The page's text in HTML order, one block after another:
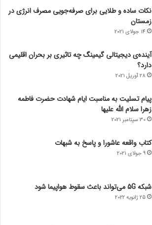
نکات ساده و طلایی برای صرفه‌جویی مصرف انرژی در
زمستان
14 جولای 2021
آینده‌ی دیجیتالی گیمینگ چه تاثیری بر بحران اقلیمی
دارد؟
28 آوریل 2021
پیام تسلیت به مناسبت ایام شهادت حضرت فاطمه
زهرا سلام الله علیها
30 سپتامبر 2021
کتاب واقعه عاشورا و پاسخ به شبهات
9 جولای 2021
شبکه 5G می‌تواند باعث سقوط هواپیما شود
25 ژانویه 2022